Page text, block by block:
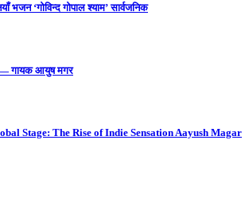
भजन ‘गोविन्द गोपाल श्याम’ सार्वजनिक
— गायक आयुष मगर
Stage: The Rise of Indie Sensation Aayush Magar